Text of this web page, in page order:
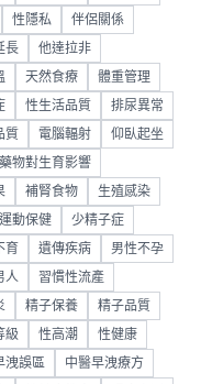
性隱私 伴侶關係
長 他達拉非
天然食療 體重管理
性生活品質 排尿異常
質 電腦輻射 仰臥起坐
藥物對生育影響
補腎食物 生殖感染
運動保健 少精子症
育 遺傳疾病 男性不孕
人 習慣性流產
精子保養 精子品質
級 性高潮 性健康
洩誤區 中醫早洩療方